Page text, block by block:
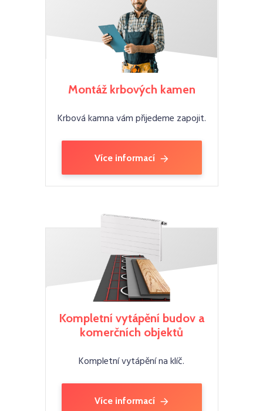
Montáž krbových kamen
Krbová kamna vám přijedeme zapojit.
Více informací
Kompletní vytápění budov a
komerčních objektů
Kompletní vytápění na klíč.
Více informací